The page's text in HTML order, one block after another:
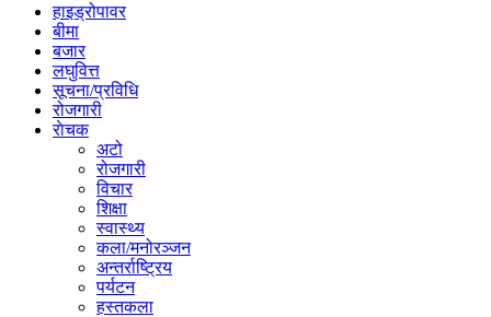
हाइड्रोपावर
बीमा
बजार
लघुवित्त
सूचना/प्रविधि
रोजगारी
राेचक
अटो
रोजगारी
विचार
शिक्षा
स्वास्थ्य
कला/मनोरञ्जन
अन्तर्राष्ट्रिय
पर्यटन
हस्तकला